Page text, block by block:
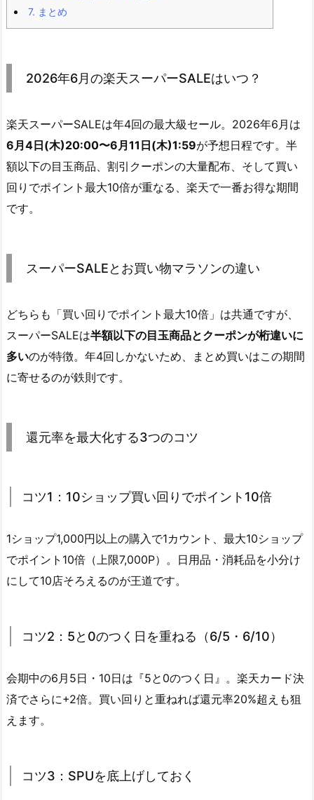
7. まとめ
2026年6月の楽天スーパーSALEはいつ？
楽天スーパーSALEは年4回の最大級セール。2026年6月は
6月4日(木)20:00〜6月11日(木)1:59が予想日程です。半
額以下の目玉商品、割引クーポンの大量配布、そして買い
回りでポイント最大10倍が重なる、楽天で一番お得な期間
です。
スーパーSALEとお買い物マラソンの違い
どちらも「買い回りでポイント最大10倍」は共通ですが、
スーパーSALEは半額以下の目玉商品とクーポンが桁違いに
多いのが特徴。年4回しかないため、まとめ買いはこの期間
に寄せるのが鉄則です。
還元率を最大化する3つのコツ
コツ1：10ショップ買い回りでポイント10倍
1ショップ1,000円以上の購入で1カウント、最大10ショップ
でポイント10倍（上限7,000P）。日用品・消耗品を小分け
にして10店そろえるのが王道です。
コツ2：5と0のつく日を重ねる（6/5・6/10）
会期中の6月5日・10日は『5と0のつく日』。楽天カード決
済でさらに+2倍。買い回りと重ねれば還元率20%超えも狙
えます。
コツ3：SPUを底上げしておく